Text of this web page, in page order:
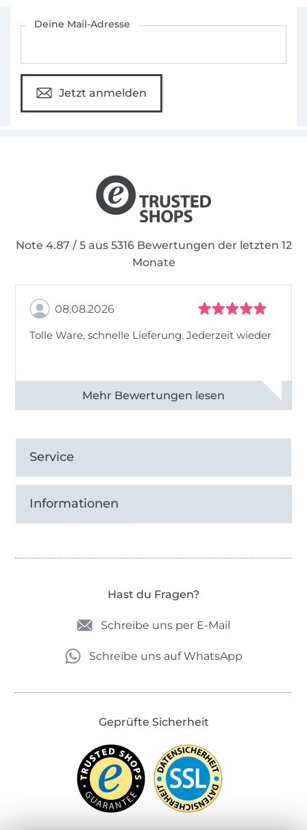
Deine Mail-Adresse
Jetzt anmelden
Note 4.87 / 5 aus 5316 Bewertungen der letzten 12
Monate
08.08.2026
Tolle Ware, schnelle Lieferung. Jederzeit wieder
Alle 83013 Bewertungen ansehen
Service
Informationen
Hast du Fragen?
Schreibe uns per E-Mail
Schreibe uns auf WhatsApp
Geprüfte Sicherheit